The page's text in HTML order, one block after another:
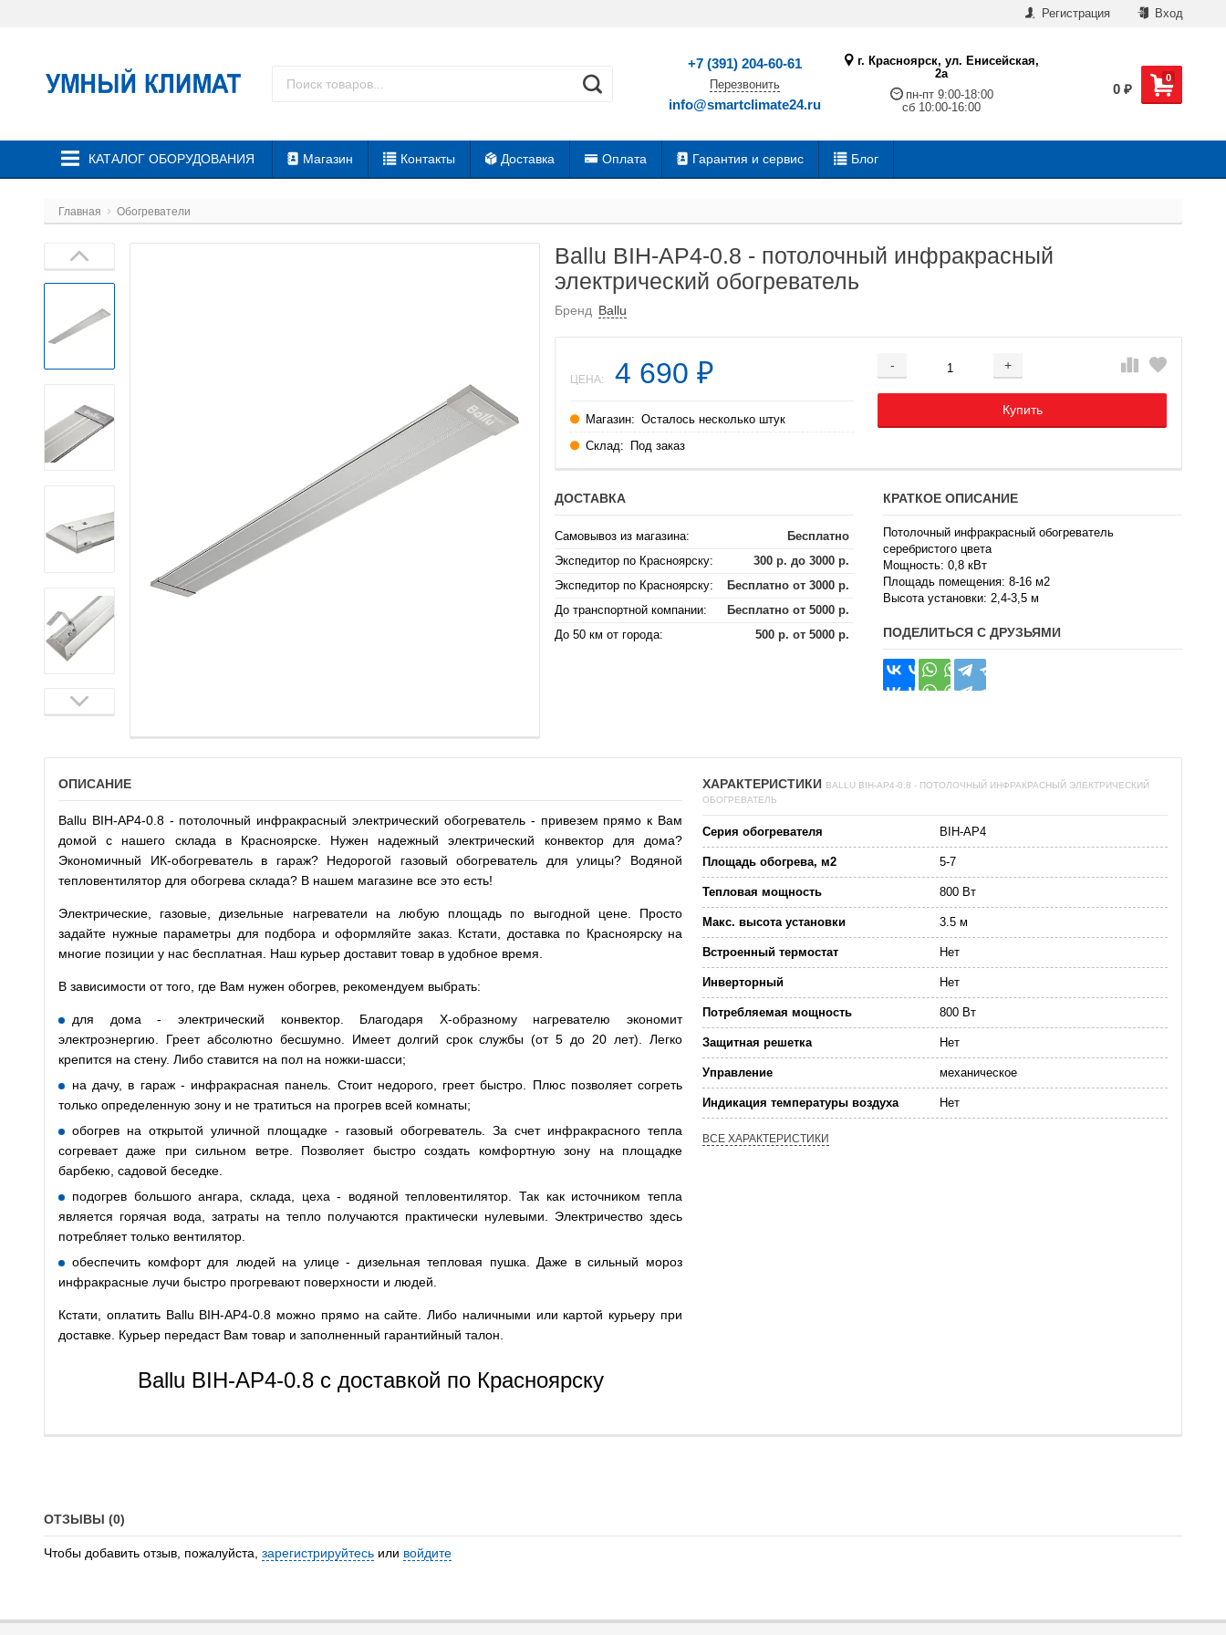
Регистрация Вход
+7 (391) 204-60-61
Перезвонить
info@smartclimate24.ru
г. Красноярск, ул. Енисейская,
2а
пн-пт 9:00-18:00
сб 10:00-16:00
0
0 ₽
КАТАЛОГ ОБОРУДОВАНИЯ Магазин Контакты Доставка Оплата Гарантия и сервис Блог
Главная Обогреватели
Ballu BIH-AP4-0.8 - потолочный инфракрасный
электрический обогреватель
Бренд Ballu
- +
Добавляется...
Купить
Добавлен
ЦЕНА: 4 690 ₽
Магазин: Осталось несколько штук
Склад:
Под заказ
ДОСТАВКА
Самовывоз из магазина:
Бесплатно
Экспедитор по Красноярску:
300 р. до 3000 р.
Экспедитор по Красноярску:
Бесплатно от 3000 р.
До транспортной компании:
Бесплатно от 5000 р.
До 50 км от города:
500 р. от 5000 р.
КРАТКОЕ ОПИСАНИЕ
Потолочный инфракрасный обогреватель
серебристого цвета
Мощность: 0,8 кВт
Площадь помещения: 8-16 м2
Высота установки: 2,4-3,5 м
ПОДЕЛИТЬСЯ С ДРУЗЬЯМИ
ХАРАКТЕРИСТИКИ BALLU BIH-AP4-0.8 - ПОТОЛОЧНЫЙ ИНФРАКРАСНЫЙ ЭЛЕКТРИЧЕСКИЙ
ОБОГРЕВАТЕЛЬ
Серия обогревателя BIH-AP4
Площадь обогрева, м2 5-7
Тепловая мощность 800 Вт
Макс. высота установки 3.5 м
Встроенный термостат Нет
Инверторный Нет
Потребляемая мощность 800 Вт
Защитная решетка Нет
Управление механическое
Индикация температуры воздуха Нет
ВСЕ ХАРАКТЕРИСТИКИ
ОПИСАНИЕ
Ballu BIH-AP4-0.8 - потолочный инфракрасный электрический обогреватель - привезем прямо к Вам
домой с нашего склада в Красноярске. Нужен надежный электрический конвектор для дома?
Экономичный ИК-обогреватель в гараж? Недорогой газовый обогреватель для улицы? Водяной
тепловентилятор для обогрева склада? В нашем магазине все это есть!
Электрические, газовые, дизельные нагреватели на любую площадь по выгодной цене. Просто
задайте нужные параметры для подбора и оформляйте заказ. Кстати, доставка по Красноярску на
многие позиции у нас бесплатная. Наш курьер доставит товар в удобное время.
В зависимости от того, где Вам нужен обогрев, рекомендуем выбрать:
для дома - электрический конвектор. Благодаря Х-образному нагревателю экономит
электроэнергию. Греет абсолютно бесшумно. Имеет долгий срок службы (от 5 до 20 лет). Легко
крепится на стену. Либо ставится на пол на ножки-шасси;
на дачу, в гараж - инфракрасная панель. Стоит недорого, греет быстро. Плюс позволяет согреть
только определенную зону и не тратиться на прогрев всей комнаты;
обогрев на открытой уличной площадке - газовый обогреватель. За счет инфракрасного тепла
согревает даже при сильном ветре. Позволяет быстро создать комфортную зону на площадке
барбекю, садовой беседке.
подогрев большого ангара, склада, цеха - водяной тепловентилятор. Так как источником тепла
является горячая вода, затраты на тепло получаются практически нулевыми. Электричество здесь
потребляет только вентилятор.
обеспечить комфорт для людей на улице - дизельная тепловая пушка. Даже в сильный мороз
инфракрасные лучи быстро прогревают поверхности и людей.
Кстати, оплатить Ballu BIH-AP4-0.8 можно прямо на сайте. Либо наличными или картой курьеру при
доставке. Курьер передаст Вам товар и заполненный гарантийный талон.
Ballu BIH-AP4-0.8 с доставкой по Красноярску
ОТЗЫВЫ (0)
Чтобы добавить отзыв, пожалуйста, зарегистрируйтесь или войдите